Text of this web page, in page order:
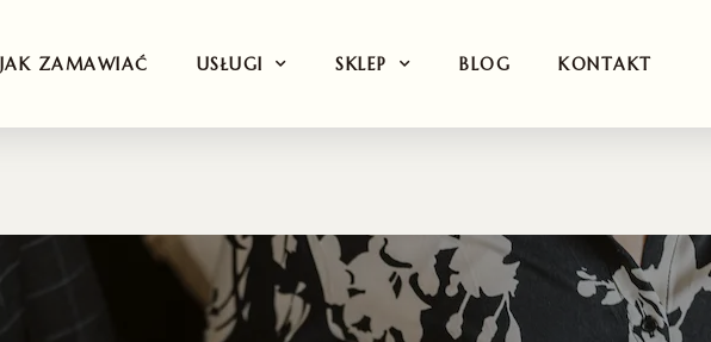
JAK ZAMAWIAĆ USŁUGI SKLEP BLOG KONTAKT